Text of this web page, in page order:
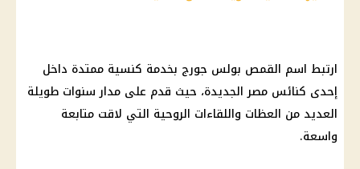
ارتبط اسم القمص بولس جورج بخدمة كنسية ممتدة داخل
إحدى كنائس مصر الجديدة، حيث قدم على مدار سنوات طويلة
العديد من العظات واللقاءات الروحية التي لاقت متابعة
واسعة.